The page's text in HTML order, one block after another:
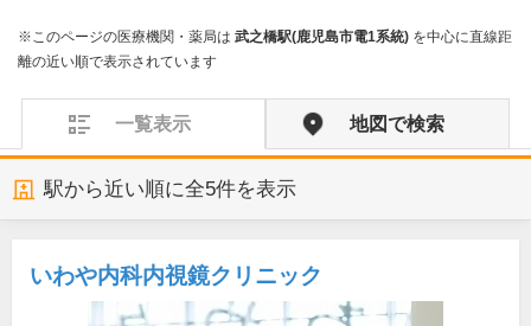
※このページの医療機関・薬局は 武之橋駅(鹿児島市電1系統) を中心に直線距
離の近い順で表示されています
一覧表示 地図で検索
駅から近い順に全5件を表示
いわや内科内視鏡クリニック